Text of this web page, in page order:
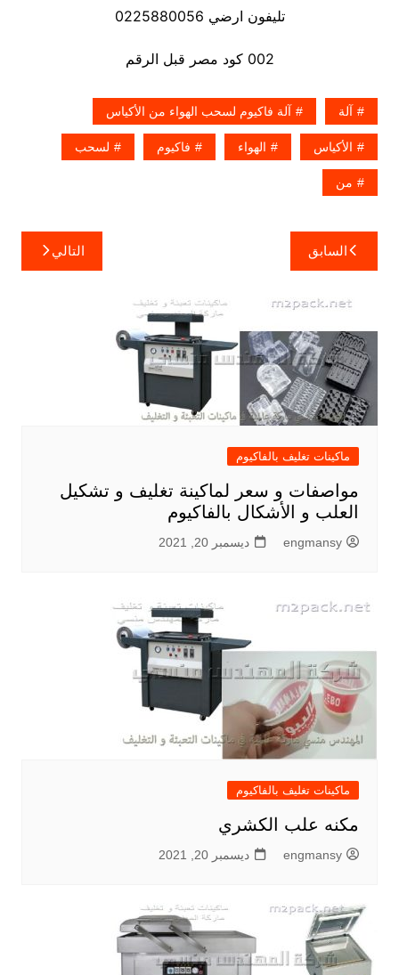
تليفون ارضي 0225880056
002 كود مصر قبل الرقم
آلة آلة فاكيوم لسحب الهواء من الأكياس
الأكياس الهواء فاكيوم لسحب
من
تصفّح
المقالات
السابق التالي
ماكينات تغليف بالفاكيوم
مواصفات و سعر لماكينة تغليف و تشكيل
العلب و الأشكال بالفاكيوم
engmansy ديسمبر 20, 2021
ماكينات تغليف بالفاكيوم
مكنه علب الكشري
engmansy ديسمبر 20, 2021